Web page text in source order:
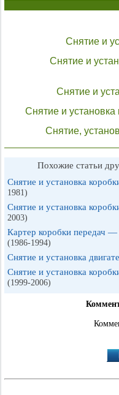
Снятие и
Снятие и
Снятие и
Снятие и
Снятие,
Похожие статьи
Снятие и установка
1981)
Снятие и установка
2003)
Картер коробки передач —
(1986-1994)
Снятие и установка
Снятие и установка
(1999-2006)